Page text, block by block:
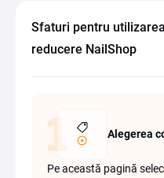
Sfaturi pentru
reducere NailShop
Alegerea
Pe această pagină